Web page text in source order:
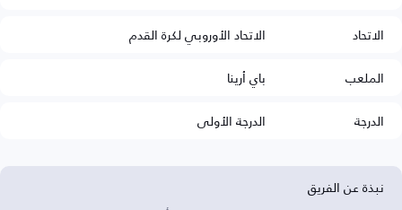
الاتحاد
الاتحاد الأوروبي لكرة القدم
الملعب
باي أرينا
الدرجة
الدرجة الأولى
نبذة عن الفريق